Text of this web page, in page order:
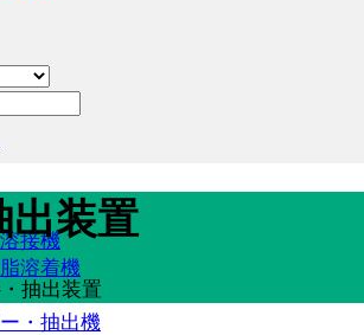
接機
溶着機
・抽出機
出装置
抽出装置